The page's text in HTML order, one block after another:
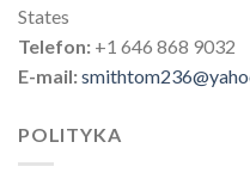
States
Telefon: +1 646 868 9032
E-mail:
POLITYKA